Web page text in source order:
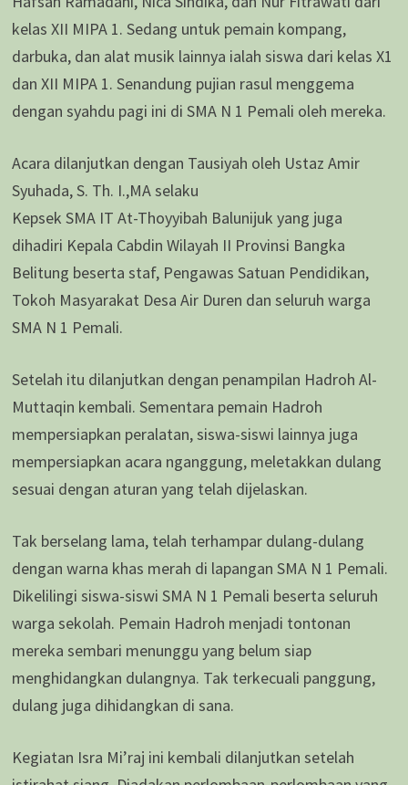
kelas XII MIPA 1. Sedang untuk pemain kompang,
darbuka, dan alat musik lainnya ialah siswa dari kelas X1
dan XII MIPA 1. Senandung pujian rasul menggema
dengan syahdu pagi ini di SMA N 1 Pemali oleh mereka.
Acara dilanjutkan dengan Tausiyah oleh Ustaz Amir
Syuhada, S. Th. I.,MA selaku
Kepsek SMA IT At-Thoyyibah Balunijuk yang juga
dihadiri Kepala Cabdin Wilayah II Provinsi Bangka
Belitung beserta staf, Pengawas Satuan Pendidikan,
Tokoh Masyarakat Desa Air Duren dan seluruh warga
SMA N 1 Pemali.
Setelah itu dilanjutkan dengan penampilan Hadroh Al-
Muttaqin kembali. Sementara pemain Hadroh
mempersiapkan peralatan, siswa-siswi lainnya juga
mempersiapkan acara nganggung, meletakkan dulang
sesuai dengan aturan yang telah dijelaskan.
Tak berselang lama, telah terhampar dulang-dulang
dengan warna khas merah di lapangan SMA N 1 Pemali.
Dikelilingi siswa-siswi SMA N 1 Pemali beserta seluruh
warga sekolah. Pemain Hadroh menjadi tontonan
mereka sembari menunggu yang belum siap
menghidangkan dulangnya. Tak terkecuali panggung,
dulang juga dihidangkan di sana.
Kegiatan Isra Mi’raj ini kembali dilanjutkan setelah